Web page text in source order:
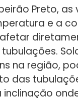
Preto, as
e a
na região,
das